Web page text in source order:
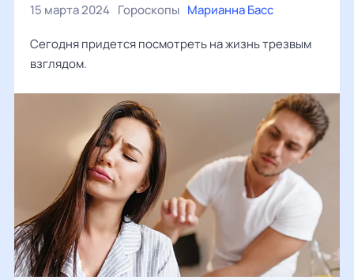
15 марта 2024 Гороскопы Марианна Басс
Сегодня придется посмотреть на жизнь трезвым
взглядом.